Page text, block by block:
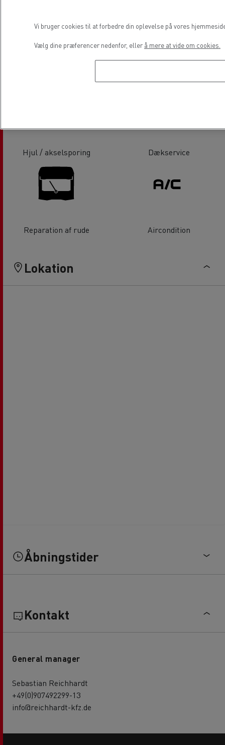
Hjul / akselsporing Dækservice
Reparation af rude Aircondition
Lokation
Åbningstider
Kontakt
General manager
Sebastian Reichhardt
+49(0)907492299-13
info@reichhardt-kfz.de
Vi bruger cookies til at forbedre din oplevelse på vores
Vælg dine præferencer nedenfor, eller å mere at vide om cookies.